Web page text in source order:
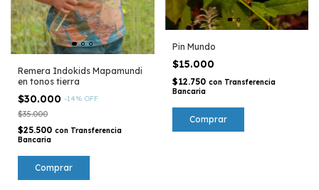
Remera Indokids Mapamundi
en tonos tierra
$30.000 -14% OFF
$35.000
$25.500 con Transferencia
Bancaria
Comprar
Pin Mundo
$15.000
$12.750 con Transferencia
Bancaria